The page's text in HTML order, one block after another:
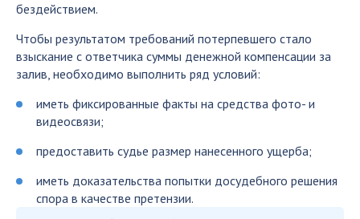
бездействием.
Чтобы результатом требований потерпевшего стало
взыскание с ответчика суммы денежной компенсации за
залив, необходимо выполнить ряд условий:
иметь фиксированные факты на средства фото- и
видеосвязи;
предоставить судье размер нанесенного ущерба;
иметь доказательства попытки досудебного решения
спора в качестве претензии.